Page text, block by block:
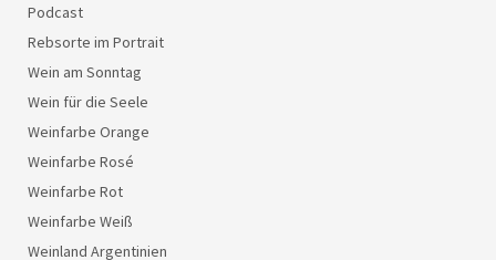
Podcast
Rebsorte im Portrait
Wein am Sonntag
Wein für die Seele
Weinfarbe Orange
Weinfarbe Rosé
Weinfarbe Rot
Weinfarbe Weiß
Weinland Argentinien